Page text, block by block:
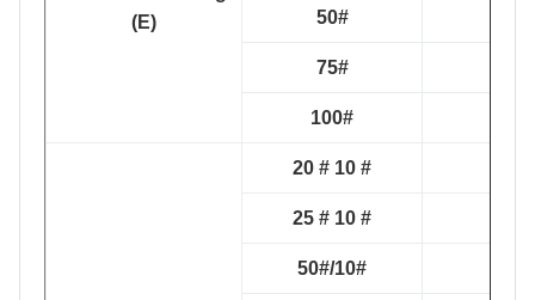
(E)
50#
75#
100#
20 # 10 #
25 # 10 #
50#/10#